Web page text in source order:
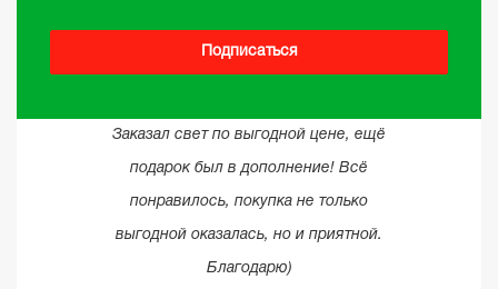
Подписаться
Заказал свет по выгодной цене, ещё
подарок был в дополнение! Всё
понравилось, покупка не только
выгодной оказалась, но и приятной.
Благодарю)